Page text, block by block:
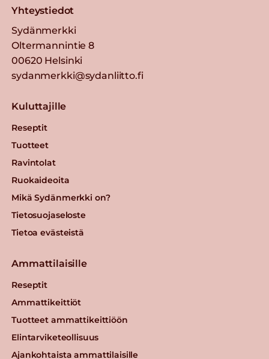
Yhteystiedot
Sydänmerkki
Oltermannintie 8
00620 Helsinki
sydanmerkki@sydanliitto.fi
Kuluttajille
Reseptit
Tuotteet
Ravintolat
Ruokaideoita
Mikä Sydänmerkki on?
Tietosuojaseloste
Tietoa evästeistä
Ammattilaisille
Reseptit
Ammattikeittiöt
Tuotteet ammattikeittiöön
Elintarviketeollisuus
Ajankohtaista ammattilaisille